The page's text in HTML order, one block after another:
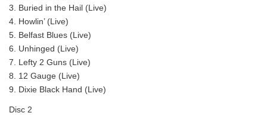
3. Buried in the Hail (Live)
4. Howlin’ (Live)
5. Belfast Blues (Live)
6. Unhinged (Live)
7. Lefty 2 Guns (Live)
8. 12 Gauge (Live)
9. Dixie Black Hand (Live)
Disc 2